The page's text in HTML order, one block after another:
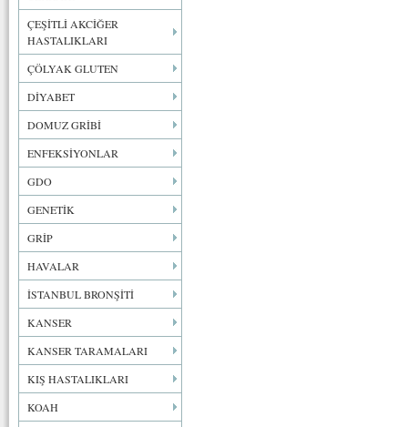
ÇEŞİTLİ AKCİĞER
HASTALIKLARI
ÇÖLYAK GLUTEN
DİYABET
DOMUZ GRİBİ
ENFEKSİYONLAR
GDO
GENETİK
GRİP
HAVALAR
İSTANBUL BRONŞİTİ
KANSER
KANSER TARAMALARI
KIŞ HASTALIKLARI
KOAH